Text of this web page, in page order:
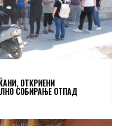
ОТКРИЕНИ
СОБИРАЊЕ ОТПАД